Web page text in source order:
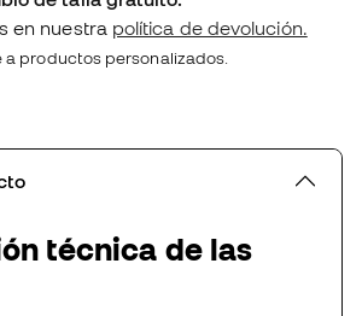
en nuestra política de devolución.
a productos personalizados.
técnica de las